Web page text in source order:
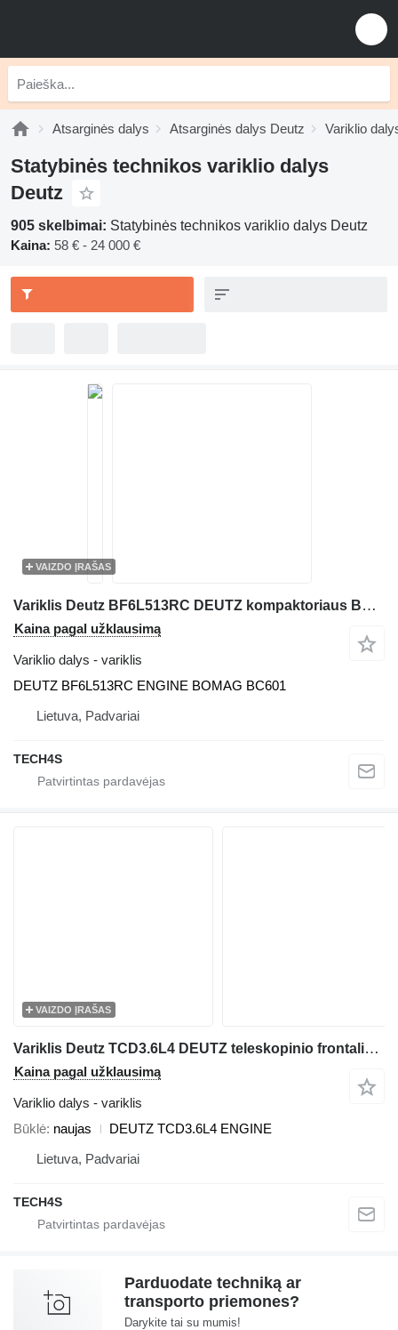
Atsarginės dalys Atsarginės dalys Deutz Variklio
Statybinės technikos variklio dalys
Deutz
905 skelbimai: Statybinės technikos variklio dalys Deutz
Kaina: 58 € - 24 000 €
VAIZDO ĮRAŠAS
Variklis Deutz BF6L513RC DEUTZ kompaktoriaus BOMAG BC601
Kaina pagal užklausimą
Variklio dalys - variklis
DEUTZ BF6L513RC ENGINE BOMAG BC601
Lietuva, Padvariai
TECH4S
VAIZDO ĮRAŠAS
Variklis Deutz TCD3.6L4 DEUTZ teleskopinio frontalinio krautuvo Manitou MLT741
Kaina pagal užklausimą
Variklio dalys - variklis
Būklė naujas
DEUTZ TCD3.6L4 ENGINE
Lietuva, Padvariai
TECH4S
Parduodate techniką ar
transporto priemones?
Darykite tai su mumis!